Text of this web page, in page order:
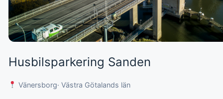
Husbilsparkering Sanden
Vänersborg· Västra Götalands län